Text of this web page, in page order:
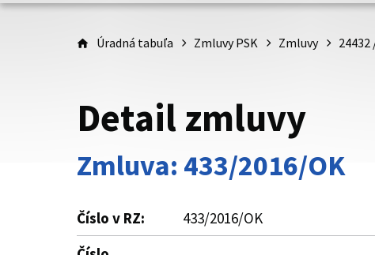
Úradná tabuľa Zmluvy PSK Zmluvy
Detail zmluvy
Zmluva: 433/2016/OK
Číslo v RZ:
433/2016/OK